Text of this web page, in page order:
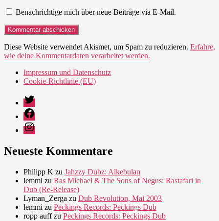
Benachrichtige mich über neue Beiträge via E-Mail.
Diese Website verwendet Akismet, um Spam zu reduzieren. Erfahre,
wie deine Kommentardaten verarbeitet werden.
Impressum und Datenschutz
Cookie-Richtlinie (EU)
Twitter
Facebook
Instagram
Neueste Kommentare
Philipp K zu Jahzzy Dubz: Alkebulan
lemmi zu Ras Michael & The Sons of Negus: Rastafari in
Dub (Re-Release)
Lyman_Zerga zu Dub Revolution, Mai 2003
lemmi zu Peckings Records: Peckings Dub
ropp auffzu Peckings Records: Peckings Dub